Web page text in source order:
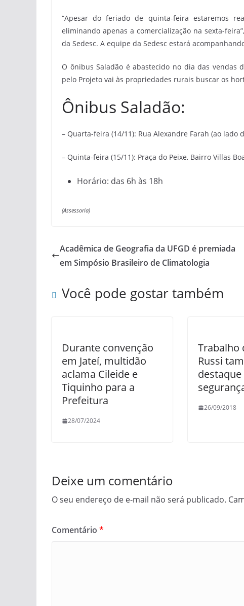
“Apesar do feriado de quinta-feira estaremos
eliminando apenas a comercialização na sexta-
da Sedesc. A equipe da Sedesc estará
O ônibus Saladão é abastecido no dia das
pelo Projeto vai às propriedades rurais buscar os
Ônibus Saladão:
– Quarta-feira (14/11): Rua Alexandre Farah (ao
– Quinta-feira (15/11): Praça do Peixe, Bairro Villas
Horário: das 6h às 18h
(Assessoria)
Acadêmica de Geografia da UFGD é premiada
em Simpósio Brasileiro de Climatologia
Você pode gostar também
Durante convenção
em Jateí, multidão
aclama Cileide e
Tiquinho para a
Prefeitura
28/07/2024
Trabalho
Russi
destaque
26/09/2018
Deixe um comentário
O seu endereço de e-mail não será publicado.
Comentário *